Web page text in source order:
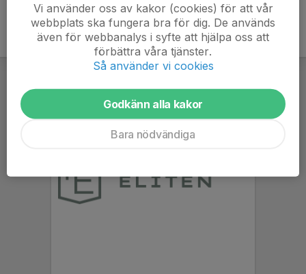
Vi använder oss av kakor (cookies) för att vår
webbplats ska fungera bra för dig. De används
även för webbanalys i syfte att hjälpa oss att
förbättra våra tjänster.
Så använder vi cookies
Godkänn alla kakor
Bara nödvändiga